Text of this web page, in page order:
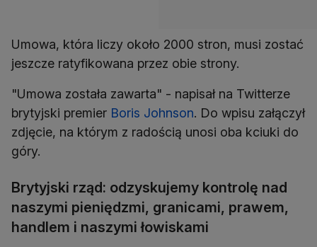
Umowa, która liczy około 2000 stron, musi zostać
jeszcze ratyfikowana przez obie strony.
"Umowa została zawarta" - napisał na Twitterze
brytyjski premier Boris Johnson. Do wpisu załączył
zdjęcie, na którym z radością unosi oba kciuki do
góry.
Brytyjski rząd: odzyskujemy kontrolę nad
naszymi pieniędzmi, granicami, prawem,
handlem i naszymi łowiskami